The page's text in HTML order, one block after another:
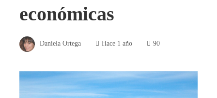
económicas
Daniela Ortega Hace 1 año 90